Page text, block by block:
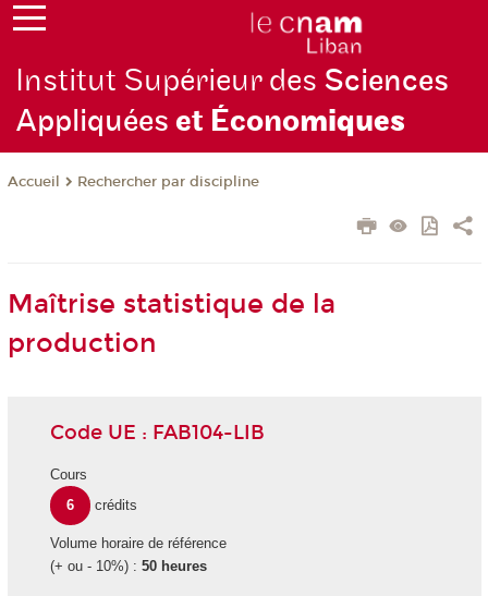
Institut Supérieur des Sciences
Appliquéeset Économiques
Accueil Rechercher par discipline
Maîtrise statistique de la
production
Code UE : FAB104-LIB
Cours
6
crédits
Volume horaire de référence
(+ ou - 10%) : 50 heures